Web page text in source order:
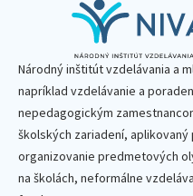
Národný inštitút vzdelávania a
napríklad vzdelávanie a
nepedagogickým
školských zariadení,
organizovanie predmetových
na školách, neformálne